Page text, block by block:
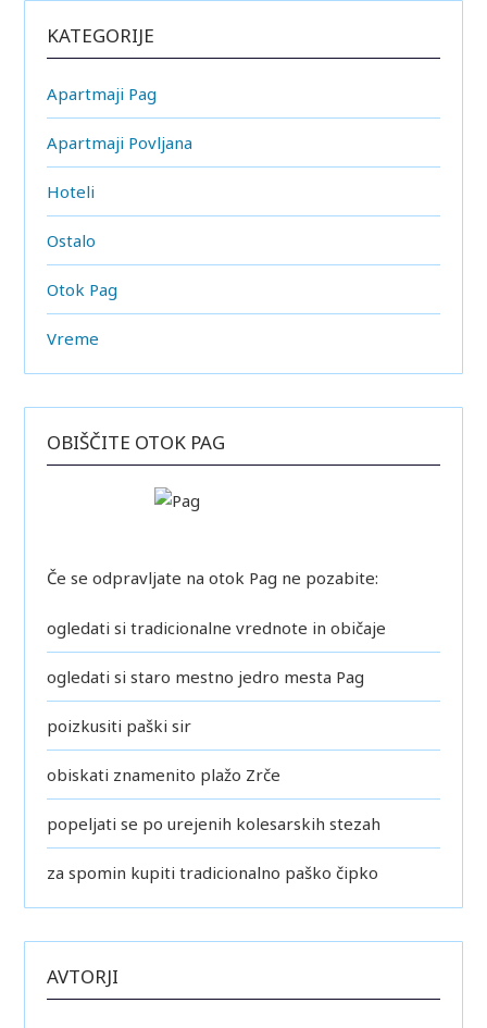
KATEGORIJE
Apartmaji Pag
Apartmaji Povljana
Hoteli
Ostalo
Otok Pag
Vreme
OBIŠČITE OTOK PAG
Če se odpravljate na otok Pag ne pozabite:
ogledati si tradicionalne vrednote in običaje
ogledati si staro mestno jedro mesta Pag
poizkusiti paški sir
obiskati znamenito plažo Zrče
popeljati se po urejenih kolesarskih stezah
za spomin kupiti tradicionalno paško čipko
AVTORJI